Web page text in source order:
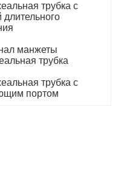
трубка с
длительного
манжеты
трубка
трубка с
портом